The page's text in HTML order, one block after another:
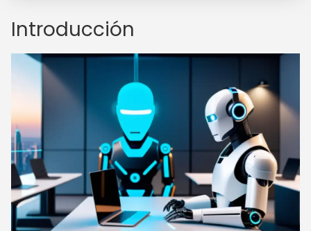
Introducción